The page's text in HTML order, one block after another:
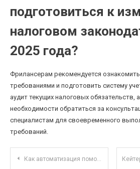
подготовиться к
налоговом
2025 года?
Фрилансерам рекомендуется
требованиями и подготовить систему
аудит текущих налоговых обязательств,
необходимости обратиться за
специалистам для своевременного
требований.
Навигация по
Как автоматизация помогает быстро достигать личных финансовых целей и избегать ошибок